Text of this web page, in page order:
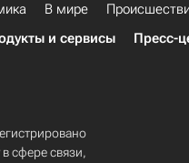
В мире
и сервисы Пресс-
сфере связи,